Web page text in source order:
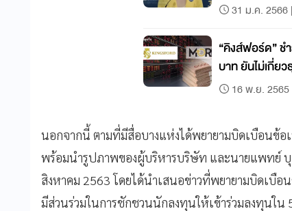
31 ม.ค. 2566
“คิงส์ฟอร์ด” ช
บาท ยันไม่เกี่ย
16 พ.ย. 2565
นอกจากนี้ ตามที่มีสื่อบางแห่งได้พยายามบิดเบือนข้
พร้อมนำรูปภาพของผู้บริหารบริษัท และนายแพทย์ บุ
สิงหาคม 2563 โดยได้นำเสนอข่าวที่พยายามบิดเบื
มีส่วนร่วมในการชักชวนนักลงทุนให้เข้าร่วมลงทุนใ